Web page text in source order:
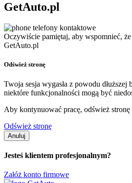
GetAuto.pl
telefony kontaktowe
Oczywiście pamiętaj, aby wspomnieć, że
GetAuto.pl
Odśwież stronę
Twoja sesja wygasła z powodu dłuższej
niektóre funkcjonalności mogą być
Aby kontynuować pracę, odśwież
Odśwież stronę
Anuluj
Jesteś klientem profesjonalnym?
Załóż konto firmowe